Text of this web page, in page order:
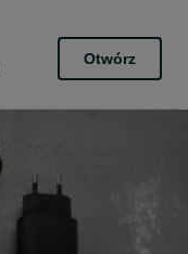
Otwórz